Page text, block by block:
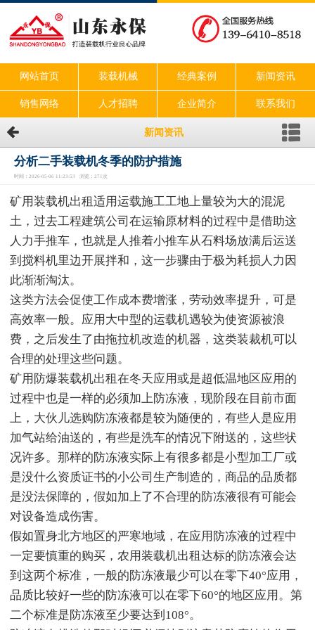
网站首页 装载机械 经典案例 新闻资讯
销售网络 人才招聘 企业简介 联系我们
新闻资讯
分析二手装载机冬季的防护措施
时间：2026-05-06 11:23:53 浏览：271次
矿用装载机出租适用运载施工工地上量较为大的混泥
土，过去工程建筑公司在运输原材料的过程中是借助这
人力手推车，也就是人推着小推车从石料场放满后运送
到搅料机里边开展拌和，这一步骤由于极为耗损人力因
此渐渐淘汰。
这类方法会促使工作成本费增涨，劳动效率提升，可是
高效率一般。应用大中型的运载机遇较为使资源被浪
费，之后发生了由拖拉机改造的机器，这类装裁机可以
合理的处理这些问题。
矿用防爆装载机出租在冬天应用或是超低温地区应用的
过程中也是一样的必须加上防冻液，现阶段在目前市面
上，大伙儿选购防冻液都是较为随便的，有些人是应用
加气站给油送的，有些是洗车的情况下附送的，这些状
况许多。那样的防冻液实际上有很多都是小型加工厂或
是没什么资质证书的小公司生产制造的，商品的品质都
是没法保障的，假如加上了不合理的防冻液很有可能会
对设备造成伤害。
假如置身北方地区的严寒地域，在应用防冻液的过程中
一定要慎重的购买，农用装载机出租达标的防冻液会达
到这两个标准，一般的防冻液最少可以在零下40°应用，
品质比较好一些的防冻液可以在零下60°的地区应用。第
二个标准是防冻液至少要达到108°。